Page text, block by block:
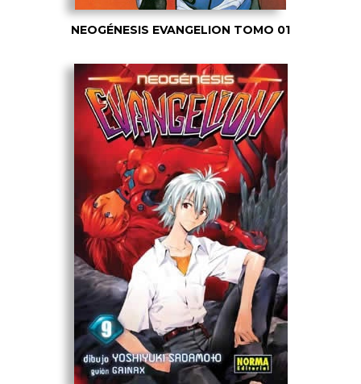
NEOGÉNESIS EVANGELION TOMO 01